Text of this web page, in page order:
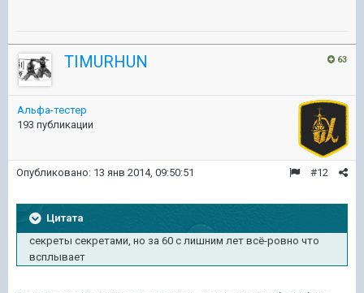
63
TIMURHUN
Альфа-тестер
193 публикации
#12
Опубликовано: 13 янв 2014, 09:50:51
Цитата
секреты секретами, но за 60 с лишним лет всё-ровно что
всплывает